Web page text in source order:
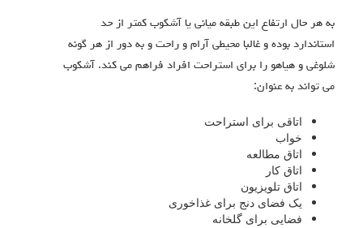
به هر حال ارتفاع این طبقه میانی یا آشکوب کمتر از حد
استاندارد بوده و غالبا محیطی آرام و راحت و به دور از هر گونه
شلوغی و هیاهو را برای استراحت افراد فراهم می کند. آشکوب
می تواند به عنوان:
اتاقی برای استراحت
خواب
اتاق مطالعه
اتاق کار
اتاق تلویزیون
یک فضای دنج برای غذاخوری
فضایی برای گلخانه